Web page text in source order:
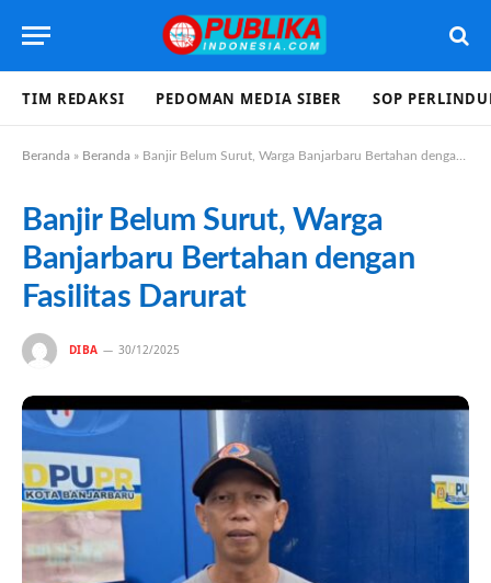
TIM REDAKSI PEDOMAN MEDIA SIBER SOP
Beranda » Beranda » Banjir Belum Surut, Warga Banjarbaru Bertahan dengan Fasilitas Darurat
Banjir Belum Surut, Warga
Banjarbaru Bertahan dengan
Fasilitas Darurat
DIBA 30/12/2025